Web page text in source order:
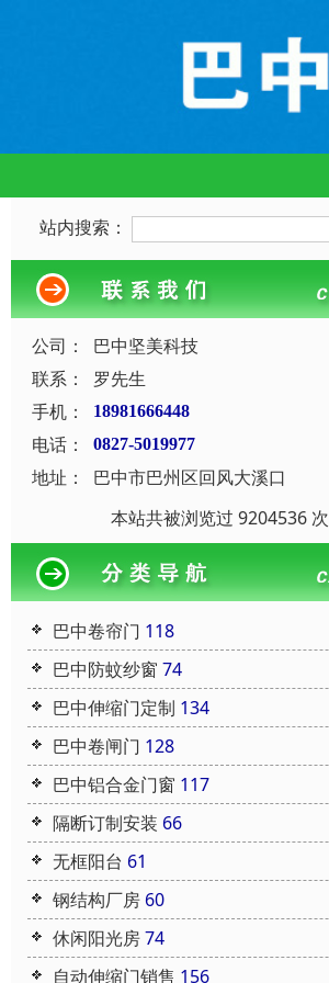
站内搜索：
公司：
巴中坚美科技
联系：
罗先生
手机：
18981666448
电话： 0827-5019977
地址：
巴中市巴州区回风大溪口
本站共被浏览过 9204536 次
巴中卷帘门 118
巴中防蚊纱窗 74
巴中伸缩门定制 134
巴中卷闸门 128
巴中铝合金门窗 117
隔断订制安装 66
无框阳台 61
钢结构厂房 60
休闲阳光房74
自动伸缩门销售 156